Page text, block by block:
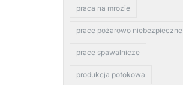
praca na mrozie
prace pożarowo niebezpieczne
prace spawalnicze
produkcja potokowa